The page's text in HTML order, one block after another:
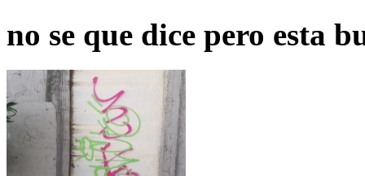
no se que dice pero esta